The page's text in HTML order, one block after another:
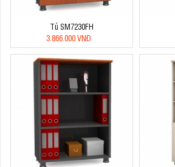
Tủ SM7230FH
3.866.000 VNĐ